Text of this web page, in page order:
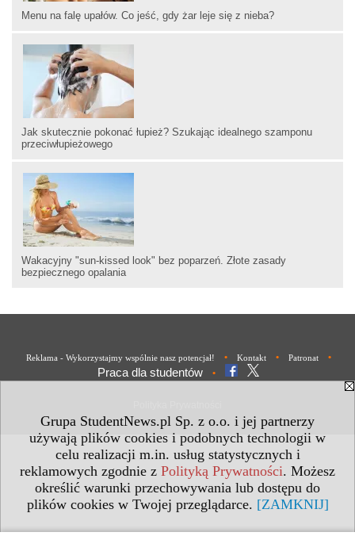
Grupa StudentNews.pl Sp. z o.o. i jej partnerzy
używają plików cookies i podobnych technologii w
celu realizacji m.in. usług statystycznych i
reklamowych zgodnie z Polityką Prywatności. Możesz
określić warunki przechowywania lub dostępu do
plików cookies w Twojej przeglądarce. [ZAMKNIJ]
Menu na falę upałów. Co jeść, gdy żar leje się z nieba?
Jak skutecznie pokonać łupież? Szukając idealnego szamponu
przeciwłupieżowego
Wakacyjny "sun-kissed look" bez poparzeń. Złote zasady
bezpiecznego opalania
Reklama - Wykorzystajmy wspólnie nasz potencjał! • Kontakt • Patronat •
Praca dla studentów •